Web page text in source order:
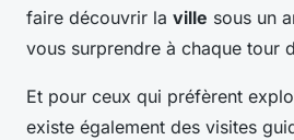
faire découvrir la ville sous un
vous surprendre à chaque tour
Et pour ceux qui préfèrent
existe également des visites